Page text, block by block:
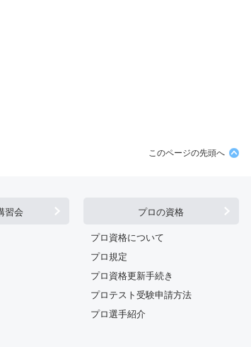
このページの先頭へ
習会 プロの資格
プロ資格について
プロ規定
プロ資格更新手続き
プロテスト受験申請方法
プロ選手紹介